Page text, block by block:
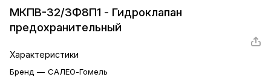
МКПВ-32/3Ф8П1 - Гидроклапан
предохранительный
Характеристики
Бренд — САЛЕО-Гомель